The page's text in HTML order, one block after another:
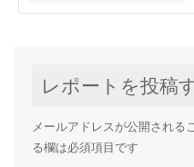
レポートを投稿
メールアドレスが公開される
る欄は必須項目です